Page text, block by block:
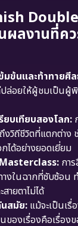
ผลงานที่ค
ข้นและท้าทายศี
ล่อยให้ผู้ชมเป็นผู้
บเทียบสองโลก:
วิถีชีวิตที่แตกต่าง
ได้อย่างยอดเยี่ยม
กา
งในฉากที่ซับซ้อน
ายตาไม่ได้
สมัย: แม้จะเป็นเ
ของเรื่องคือเรื่อง